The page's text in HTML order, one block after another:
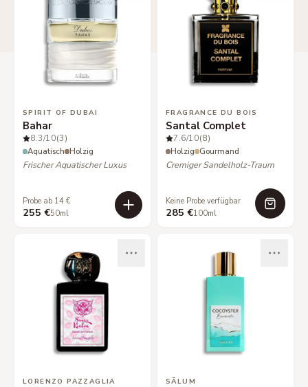
SPIRIT OF DUBAI
Bahar
8.3/10(3)
Aquatisch Holzig
Frischer Aquatischer Luxus
Probe ab 14 €
255 €50ml
FRAGRANCE DU BOIS
Santal Complet
7.6/10(8)
Holzig Gourmand
Cremiger Sandelholz-Traum
Keine Probe verfügbar
285 €100ml
LORENZO PAZZAGLIA SÃLUM